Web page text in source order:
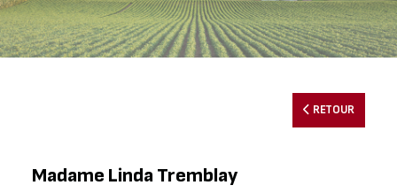
RETOUR
Madame Linda Tremblay